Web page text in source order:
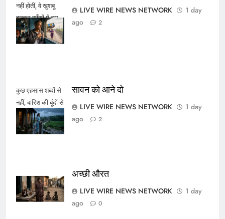
नहीं होतीं, वे खुशबू
बनकर साँसों में बस
जाती हैं।
LIVE WIRE NEWS NETWORK
1 day
ago
2
कुछ एहसास शब्दों से
नहीं, बारिश की बूंदों से
कहे जाते हैं।
सावन को आने दो
LIVE WIRE NEWS NETWORK
1 day
ago
2
अच्छी औरत
LIVE WIRE NEWS NETWORK
1 day
ago
0